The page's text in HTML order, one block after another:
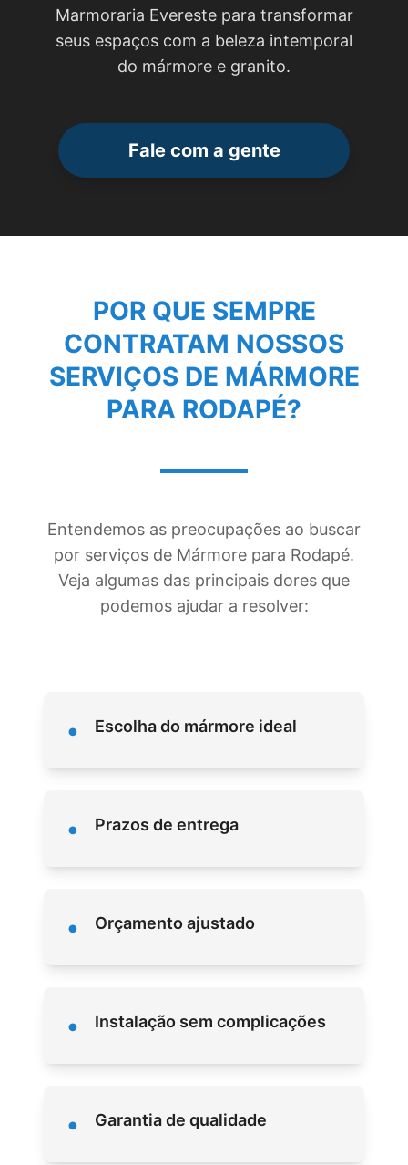
Marmoraria Evereste para transformar
seus espaços com a beleza intemporal
do mármore e granito.
Fale com a gente
POR QUE SEMPRE
CONTRATAM NOSSOS
SERVIÇOS DE MÁRMORE
PARA RODAPÉ?
Entendemos as preocupações ao buscar
por serviços de Mármore para Rodapé.
Veja algumas das principais dores que
podemos ajudar a resolver:
• Escolha do mármore ideal
• Prazos de entrega
• Orçamento ajustado
• Instalação sem complicações
• Garantia de qualidade